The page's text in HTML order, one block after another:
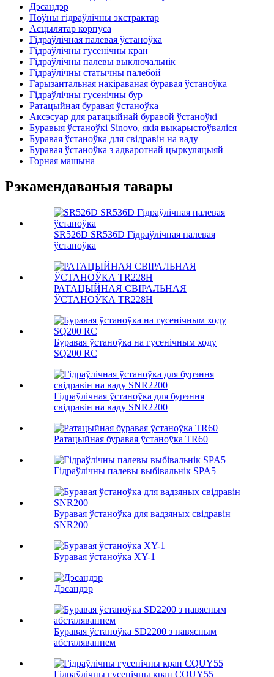
Дэсандэр
Поўны гідраўлічны экстрактар
Асцылятар корпуса
Гідраўлічная палевая ўстаноўка
Гідраўлічны гусенічны кран
Гідраўлічны палевы выключальнік
Гідраўлічны статычны палебой
Гарызантальная накіраваная буравая ўстаноўка
Гідраўлічны гусенічны бур
Ратацыйная буравая ўстаноўка
Аксэсуар для ратацыйнай буравой ўстаноўкі
Буравыя ўстаноўкі Sinovo, якія выкарыстоўваліся
Буравая ўстаноўка для свідравін на ваду
Буравая ўстаноўка з адваротнай цыркуляцыяй
Горная машына
Рэкамендаваныя тавары
SR526D SR536D Гідраўлічная палевая
ўстаноўка
РАТАЦЫЙНАЯ СВІРАЛЬНАЯ
ЎСТАНОЎКА TR228H
Буравая ўстаноўка на гусенічным ходу
SQ200 RC
Гідраўлічная ўстаноўка для бурэння
свідравін на ваду SNR2200
Ратацыйная буравая ўстаноўка TR60
Гідраўлічны палевы выбівальнік SPA5
Буравая ўстаноўка для вадзяных свідравін
SNR200
Буравая ўстаноўка XY-1
Дэсандэр
Буравая ўстаноўка SD2200 з навясным
абсталяваннем
Гідраўлічны гусенічны кран CQUY55